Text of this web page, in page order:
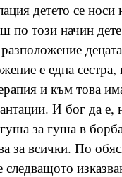
детето се
по този начин
е една
и към това
И бог да е,
за гуша в
за всички. По
следващото